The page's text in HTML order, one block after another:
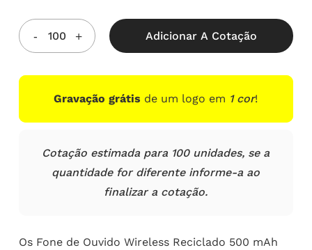
Adicionar A Cotação
Gravação grátis de um logo em 1 cor!
Cotação estimada para 100 unidades, se a
quantidade for diferente informe-a ao
finalizar a cotação.
Os Fone de Ouvido Wireless Reciclado 500 mAh